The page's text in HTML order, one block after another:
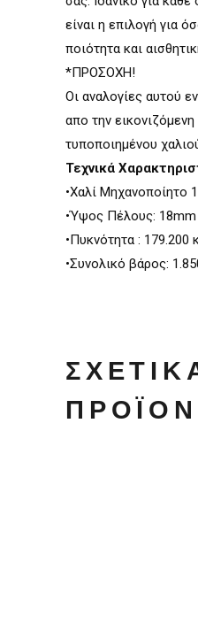
είναι η επιλογή για
ποιότητα και
*ΠΡΟΣΟΧΗ!
Οι αναλογίες αυτού
απο την
τυποποιηµένου
Τεχνικά
•Χαλί Μηχανοποίητο
•Ύψος Πέλους:
•Πυκνότητα : 179.200
•Συνολικό βάρος: